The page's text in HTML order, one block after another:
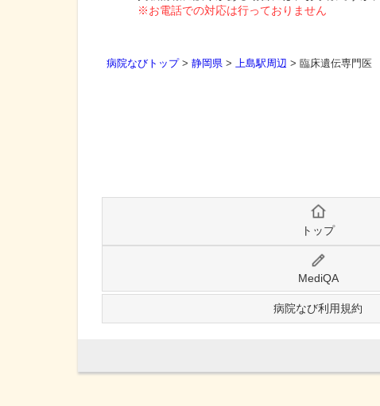
※お電話での対応は行っておりません
病院なびトップ> 静岡県 > 上島駅周辺 > 臨床遺伝専門医
トップ
MediQA
病院なび利用規約